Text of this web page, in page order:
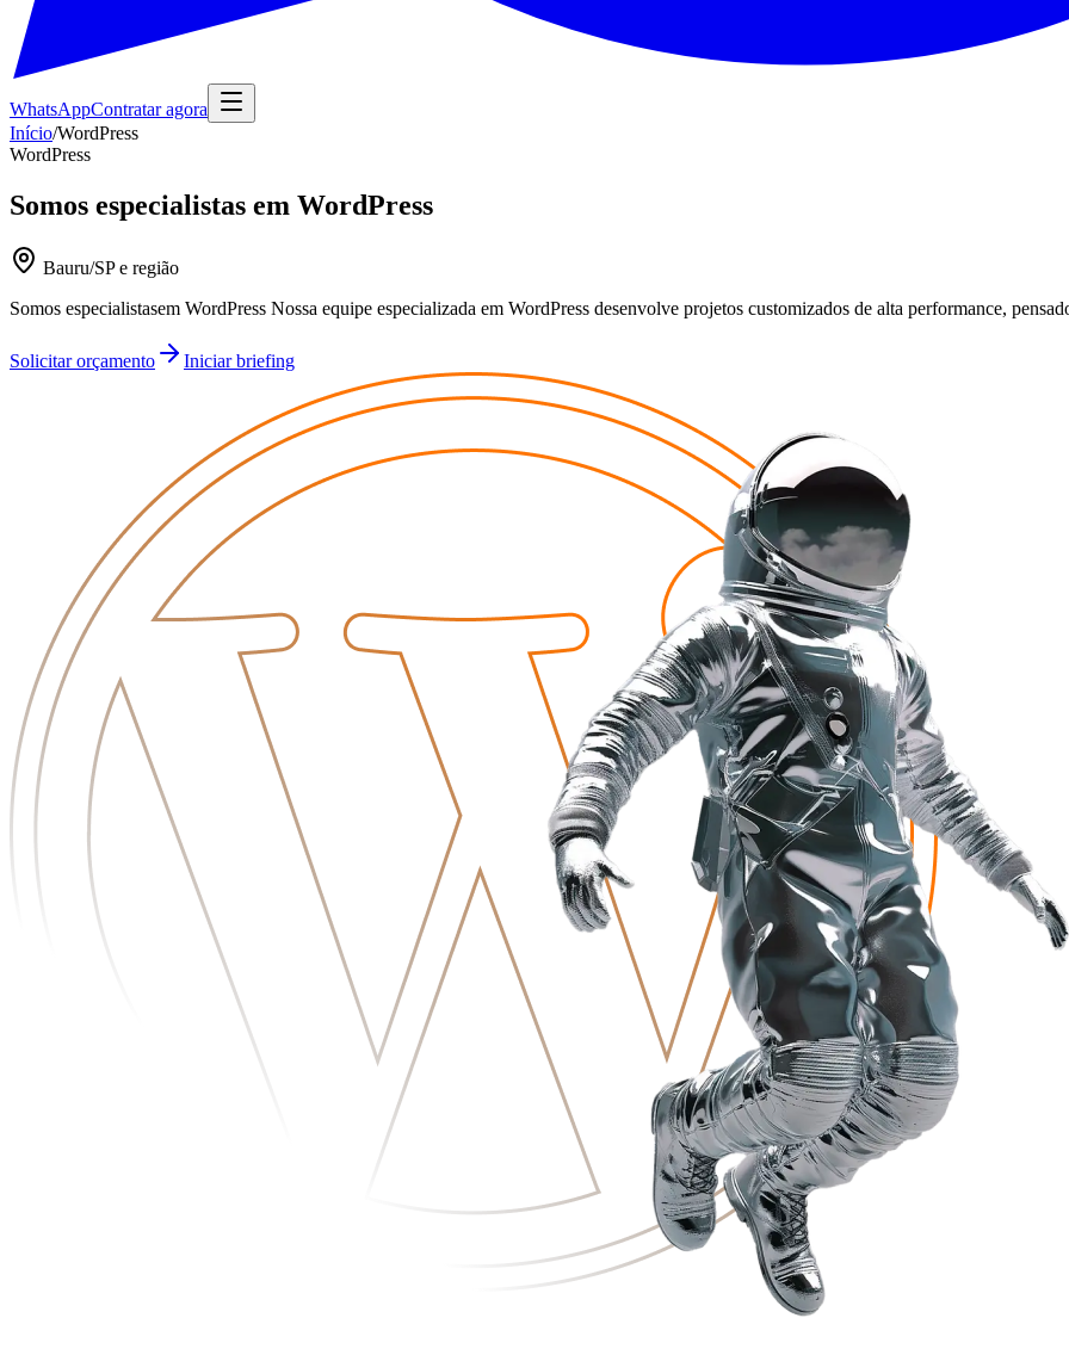
WhatsAppContratar agora
Início/WordPress
WordPress
Somos especialistas em WordPress
Bauru/SP e região
Somos especialistasem WordPress Nossa equipe especializada em WordPress desenvolve projetos customizados de alta performance,
Solicitar orçamento Iniciar briefing